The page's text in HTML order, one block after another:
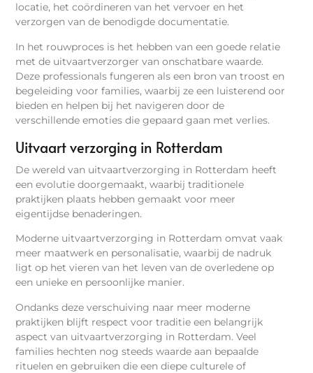
locatie, het coördineren van het vervoer en het
verzorgen van de benodigde documentatie.
In het rouwproces is het hebben van een goede relatie
met de uitvaartverzorger van onschatbare waarde.
Deze professionals fungeren als een bron van troost en
begeleiding voor families, waarbij ze een luisterend oor
bieden en helpen bij het navigeren door de
verschillende emoties die gepaard gaan met verlies.
Uitvaart verzorging in Rotterdam
De wereld van uitvaartverzorging in Rotterdam heeft
een evolutie doorgemaakt, waarbij traditionele
praktijken plaats hebben gemaakt voor meer
eigentijdse benaderingen.
Moderne uitvaartverzorging in Rotterdam omvat vaak
meer maatwerk en personalisatie, waarbij de nadruk
ligt op het vieren van het leven van de overledene op
een unieke en persoonlijke manier.
Ondanks deze verschuiving naar meer moderne
praktijken blijft respect voor traditie een belangrijk
aspect van uitvaartverzorging in Rotterdam. Veel
families hechten nog steeds waarde aan bepaalde
rituelen en gebruiken die een diepe culturele of